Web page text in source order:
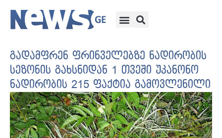
გადამფრენ ფრინველებზე ნადირობის
სეზონის გახსნიდან 1 თვეში უკანონო
ნადირობის 215 ფაქტია გამოვლენილი